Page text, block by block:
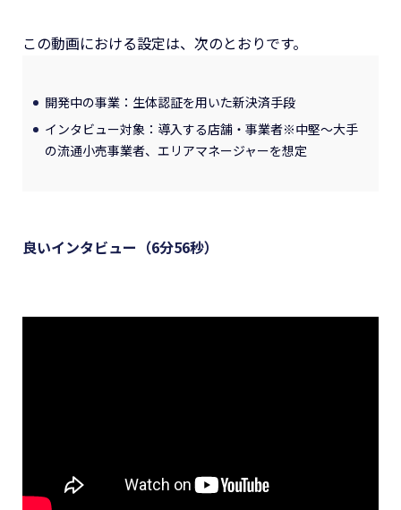
この動画における設定は、次のとおりです。
開発中の事業：生体認証を用いた新決済手段
インタビュー対象：導入する店舗・事業者※中堅～大手
の流通小売事業者、エリアマネージャーを想定
良いインタビュー（6分56秒）